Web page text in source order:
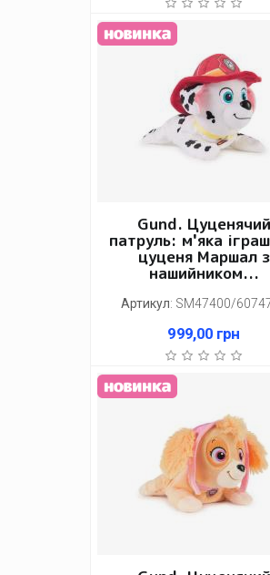
Gund. Цуценячий
патруль: м'яка
цуценя Маршал з
нашийником...
Артикул: SM47400/
999,00 грн